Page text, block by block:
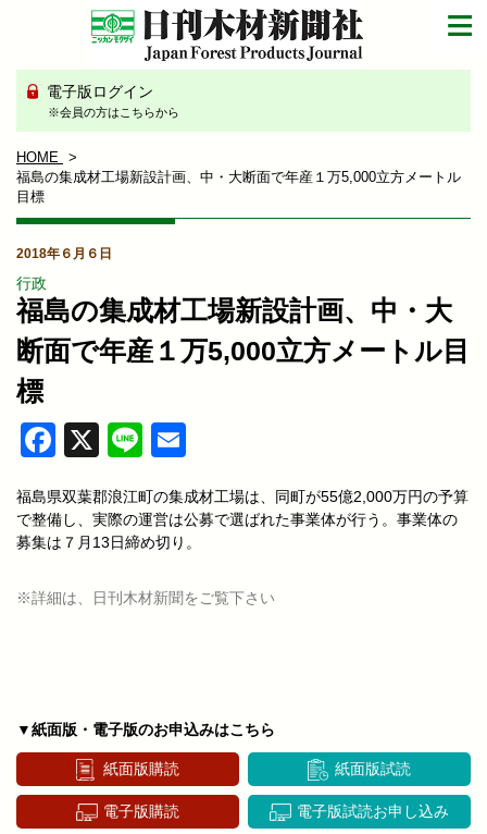
電子版ログイン
※会員の方はこちらから
HOME
福島の集成材工場新設計画、中・大断面で年産１万5,000立方メートル
目標
2018年６月６日
行政
福島の集成材工場新設計画、中・大
断面で年産１万5,000立方メートル目
標
Facebook
X Line
福島県双葉郡浪江町の集成材工場は、同町が55億2,000万円の予算
で整備し、実際の運営は公募で選ばれた事業体が行う。事業体の
募集は７月13日締め切り。
※詳細は、日刊木材新聞をご覧下さい
▼紙面版・電子版のお申込みはこちら
紙面版購読 紙面版試読
電子版購読 電子版試読お申し込み